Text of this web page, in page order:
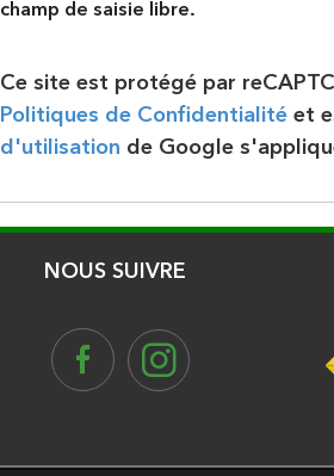
champ de saisie libre.
Ce site est protégé par
Politiques de Confidentialité et
d'utilisation de Google
NOUS SUIVRE